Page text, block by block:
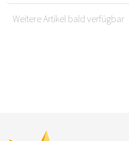
Weitere Artikel bald verfügbar